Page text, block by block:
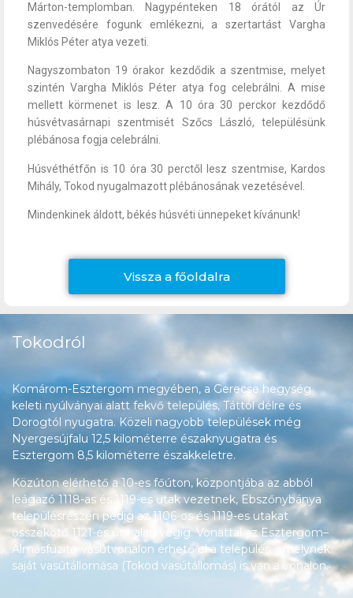
Márton-templomban. Nagypénteken 18 órától az Úr
szenvedésére fogunk emlékezni, a szertartást Vargha
Miklós Péter atya vezeti.
Nagyszombaton 19 órakor kezdődik a szentmise, melyet
szintén Vargha Miklós Péter atya fog celebrálni. A mise
mellett körmenet is lesz. A 10 óra 30 perckor kezdődő
húsvétvasárnapi szentmisét Szőcs László, településünk
plébánosa fogja celebrálni.
Húsvéthétfőn is 10 óra 30 perctől lesz szentmise, Kardos
Mihály, Tokod nyugalmazott plébánosának vezetésével.
Mindenkinek áldott, békés húsvéti ünnepeket kívánunk!
Vissza a főoldalra
Tokodról
Komárom-Esztergom megyében, a Gerecse hegység
keleti nyúlványai alatt fekvő település, Táttól délre és
Dorogtól nyugatra. Közeli nagyobb települések még
Nyergesújfalu 12,5 kilométerre északnyugatra és
Esztergom 8,5 kilométerre északkeletre.
Közúton elérhető a 10-es főúton, központjába az abból
leágazó 1118-as és 1119-es utak vezetnek, Ebszőnybánya
településrészén pedig az 1106-os és 1119-es utakat
összekötő 1121-es út halad végig. Vonattal az Esztergom–
Almásfüzitő-vasútvonalon érhető el a település, amelynek
saját vasútállomása (Tokod vasútállomás) is van a vonalon.